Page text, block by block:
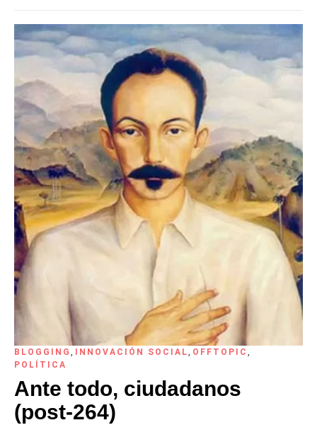
BLOGGING , INNOVACIÓN SOCIAL, OFFTOPIC ,
POLÍTICA
Ante todo, ciudadanos
(post-264)